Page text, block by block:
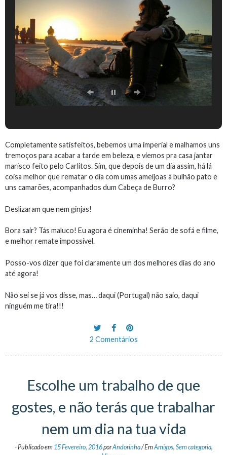
Completamente satisfeitos, bebemos uma imperial e malhamos uns
tremoços para acabar a tarde em beleza, e viemos pra casa jantar
marisco feito pelo Carlitos. Sim, que depois de um dia assim, há lá
coisa melhor que rematar o dia com umas ameijoas à bulhão pato e
uns camarões, acompanhados dum Cabeça de Burro?
Deslizaram que nem ginjas!
Bora sair? Tás maluco! Eu agora é cineminha! Serão de sofá e filme,
e melhor remate impossível.
Posso-vos dizer que foi claramente um dos melhores dias do ano
até agora!
Não sei se já vos disse, mas… daqui (Portugal) não saio, daqui
ninguém me tira!!!
2 Comentários
Escolhe um trabalho de que
gostes, e não terás que trabalhar
nem um dia na tua vida
-Publicado em 15 Fevereiro, 2016porAndorinha/EmAmigos, Sem categoria,